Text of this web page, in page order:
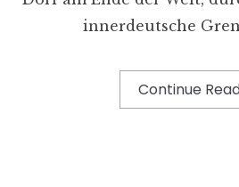
innerdeutsche
Continue